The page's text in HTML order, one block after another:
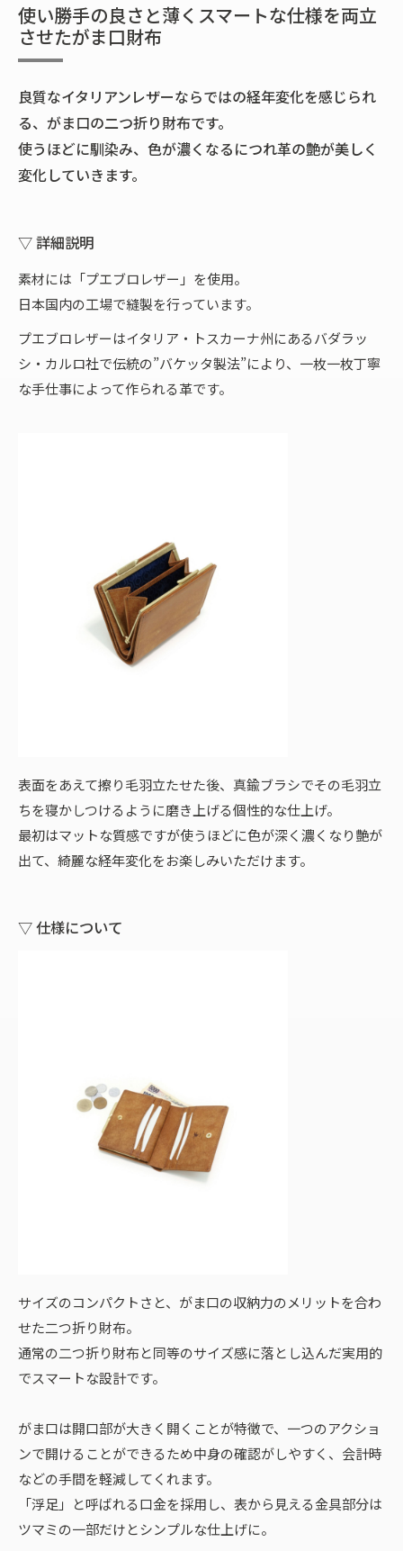
使い勝手の良さと薄くスマートな仕様を両立
させたがま口財布
良質なイタリアンレザーならではの経年変化を感じられ
る、がま口の二つ折り財布です。
使うほどに馴染み、色が濃くなるにつれ革の艶が美しく
変化していきます。
▽ 詳細説明
素材には「プエブロレザー」を使用。
日本国内の工場で縫製を行っています。
プエブロレザーはイタリア・トスカーナ州にあるバダラッ
シ・カルロ社で伝統の”バケッタ製法”により、一枚一枚丁寧
な手仕事によって作られる革です。
表面をあえて擦り毛羽立たせた後、真鍮ブラシでその毛羽立
ちを寝かしつけるように磨き上げる個性的な仕上げ。
最初はマットな質感ですが使うほどに色が深く濃くなり艶が
出て、綺麗な経年変化をお楽しみいただけます。
▽ 仕様について
サイズのコンパクトさと、がま口の収納力のメリットを合わ
せた二つ折り財布。
通常の二つ折り財布と同等のサイズ感に落とし込んだ実用的
でスマートな設計です。
がま口は開口部が大きく開くことが特徴で、一つのアクショ
ンで開けることができるため中身の確認がしやすく、会計時
などの手間を軽減してくれます。
「浮足」と呼ばれる口金を採用し、表から見える金具部分は
ツマミの一部だけとシンプルな仕上げに。